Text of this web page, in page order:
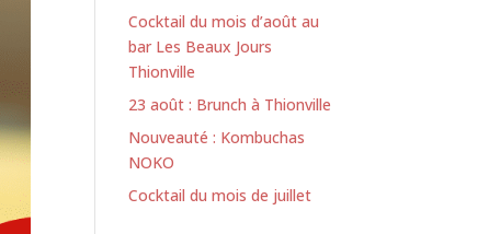
Cocktail du mois d’août au
bar Les Beaux Jours
Thionville
23 août : Brunch à Thionville
Nouveauté : Kombuchas
NOKO
Cocktail du mois de juillet